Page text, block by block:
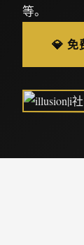
等。
💎 免